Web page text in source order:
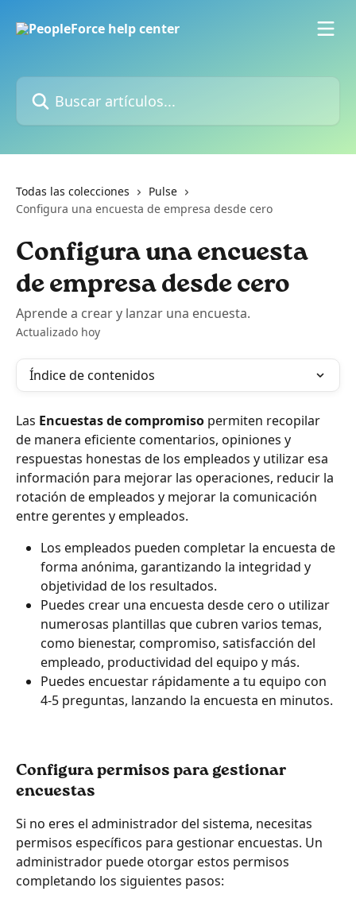
Buscar artículos...
Todas las colecciones
Pulse
Configura una encuesta de empresa desde cero
Configura una encuesta
de empresa desde cero
Aprende a crear y lanzar una encuesta.
Actualizado hoy
Índice de contenidos
Las Encuestas de compromiso permiten recopilar
de manera eficiente comentarios, opiniones y
respuestas honestas de los empleados y utilizar esa
información para mejorar las operaciones, reducir la
rotación de empleados y mejorar la comunicación
entre gerentes y empleados.
Los empleados pueden completar la encuesta de
forma anónima, garantizando la integridad y
objetividad de los resultados.
Puedes crear una encuesta desde cero o utilizar
numerosas plantillas que cubren varios temas,
como bienestar, compromiso, satisfacción del
empleado, productividad del equipo y más.
Puedes encuestar rápidamente a tu equipo con
4-5 preguntas, lanzando la encuesta en minutos.
Configura permisos para gestionar
encuestas
Si no eres el administrador del sistema, necesitas
permisos específicos para gestionar encuestas. Un
administrador puede otorgar estos permisos
completando los siguientes pasos: